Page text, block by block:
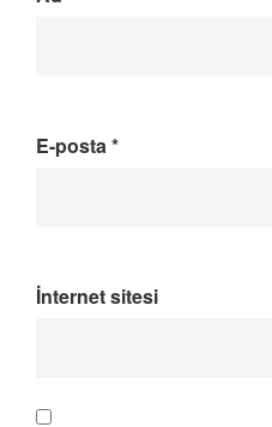
E-posta*
İnternet sitesi